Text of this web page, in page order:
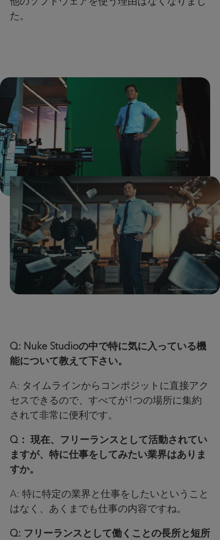
た。
Q: Nuke Studioの中で特に気に入っている機
能について教えて下さい。
A: タイムラインからコンポジットに直接アク
セスできるので、すべてが1つの場所に集約
されて非常に便利です。
Q： 現在、フリーランスとして活動されてい
ますが、特に仕事をしてみたい業界はありま
すか。
A: 特に特定の業界と仕事をしたいということ
はなく、あくまでも仕事の内容ですね。
Q: フリーランスとして働くことの長所と短所